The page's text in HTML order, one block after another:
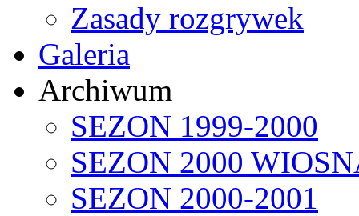
Zasady rozgrywek
Galeria
Archiwum
SEZON 1999-2000
SEZON 2000
SEZON 2000-2001